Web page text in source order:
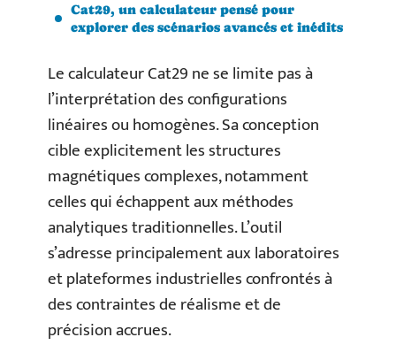
Cat29, un calculateur pensé pour
explorer des scénarios avancés et inédits
Le calculateur Cat29 ne se limite pas à
l’interprétation des configurations
linéaires ou homogènes. Sa conception
cible explicitement les structures
magnétiques complexes, notamment
celles qui échappent aux méthodes
analytiques traditionnelles. L’outil
s’adresse principalement aux laboratoires
et plateformes industrielles confrontés à
des contraintes de réalisme et de
précision accrues.